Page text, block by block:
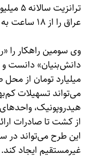
عراق را از ۱۸ ساعت به ۶ ساعت کاهش دهد.
وی سومین راهکار را
میلیارد تومان از
هیدروپونیک،
از کشت تا صادرات
غیرمستقیم ایجاد کند.